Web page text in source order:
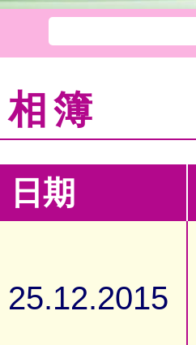
相簿
日期
25.12.2015